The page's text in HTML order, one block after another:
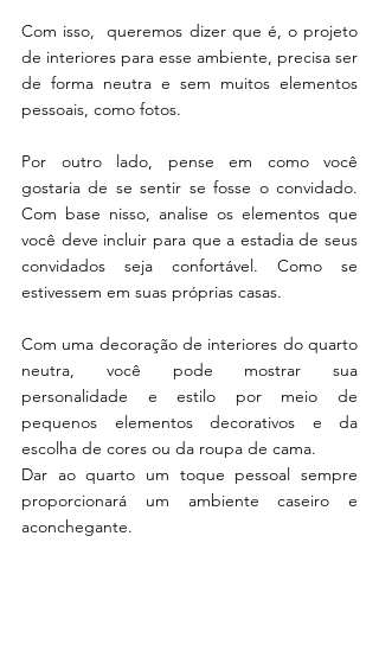
Com isso,  queremos dizer que é, o projeto
de interiores para esse ambiente, precisa ser
de forma neutra e sem muitos elementos
pessoais, como fotos.
Por outro lado, pense em como você
gostaria de se sentir se fosse o convidado.
Com base nisso, analise os elementos que
você deve incluir para que a estadia de seus
convidados seja confortável. Como se
estivessem em suas próprias casas.
Com uma decoração de interiores do quarto
neutra, você pode mostrar sua
personalidade e estilo por meio de
pequenos elementos decorativos e da
escolha de cores ou da roupa de cama.
Dar ao quarto um toque pessoal sempre
proporcionará um ambiente caseiro e
aconchegante.